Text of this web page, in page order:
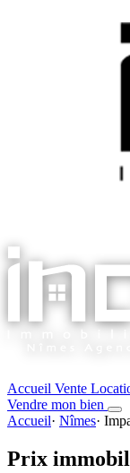
Accueil Vente
Vendre mon bien
Accueil· Nîmes·
Prix